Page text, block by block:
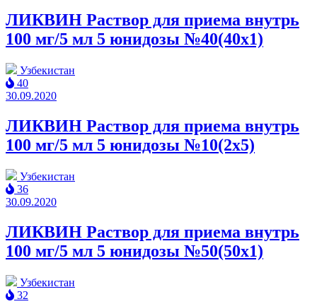
ЛИКВИН Раствор для приема внутрь
100 мг/5 мл 5 юнидозы №40(40x1)
Узбекистан
40
30.09.2020
ЛИКВИН Раствор для приема внутрь
100 мг/5 мл 5 юнидозы №10(2x5)
Узбекистан
36
30.09.2020
ЛИКВИН Раствор для приема внутрь
100 мг/5 мл 5 юнидозы №50(50x1)
Узбекистан
32